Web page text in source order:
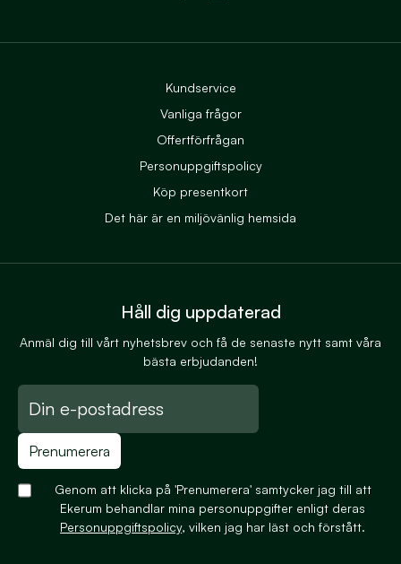
Kundservice
Vanliga frågor
Offertförfrågan
Personuppgiftspolicy
Köp presentkort
Det här är en miljövänlig hemsida
Håll dig uppdaterad
Anmäl dig till vårt nyhetsbrev och få de senaste nytt samt våra
bästa erbjudanden!
Prenumerera
Genom att klicka på 'Prenumerera' samtycker jag till att
Ekerum behandlar mina personuppgifter enligt deras
Personuppgiftspolicy, vilken jag har läst och förstått.